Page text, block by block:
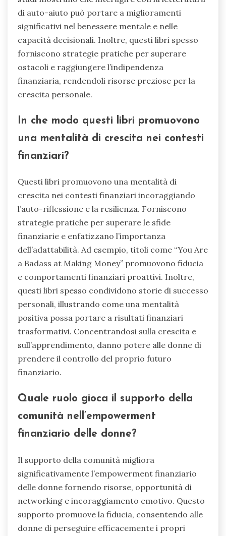
di auto-aiuto può portare a miglioramenti
significativi nel benessere mentale e nelle
capacità decisionali. Inoltre, questi libri spesso
forniscono strategie pratiche per superare
ostacoli e raggiungere l’indipendenza
finanziaria, rendendoli risorse preziose per la
crescita personale.
In che modo questi libri promuovono
una mentalità di crescita nei contesti
finanziari?
Questi libri promuovono una mentalità di
crescita nei contesti finanziari incoraggiando
l’auto-riflessione e la resilienza. Forniscono
strategie pratiche per superare le sfide
finanziarie e enfatizzano l’importanza
dell’adattabilità. Ad esempio, titoli come “You Are
a Badass at Making Money” promuovono fiducia
e comportamenti finanziari proattivi. Inoltre,
questi libri spesso condividono storie di successo
personali, illustrando come una mentalità
positiva possa portare a risultati finanziari
trasformativi. Concentrandosi sulla crescita e
sull’apprendimento, danno potere alle donne di
prendere il controllo del proprio futuro
finanziario.
Quale ruolo gioca il supporto della
comunità nell’empowerment
finanziario delle donne?
Il supporto della comunità migliora
significativamente l’empowerment finanziario
delle donne fornendo risorse, opportunità di
networking e incoraggiamento emotivo. Questo
supporto promuove la fiducia, consentendo alle
donne di perseguire efficacemente i propri